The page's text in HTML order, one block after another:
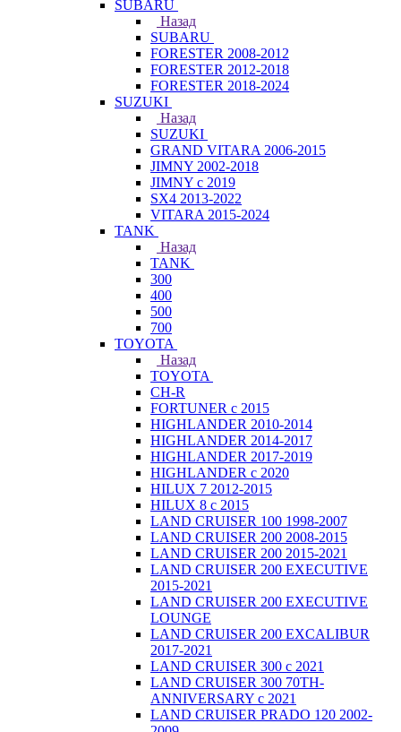
SUBARU
Назад
SUBARU
FORESTER 2008-2012
FORESTER 2012-2018
FORESTER 2018-2024
SUZUKI
Назад
SUZUKI
GRAND VITARA 2006-2015
JIMNY 2002-2018
JIMNY с 2019
SX4 2013-2022
VITARA 2015-2024
TANK
Назад
TANK
300
400
500
700
TOYOTA
Назад
TOYOTA
CH-R
FORTUNER с 2015
HIGHLANDER 2010-2014
HIGHLANDER 2014-2017
HIGHLANDER 2017-2019
HIGHLANDER с 2020
HILUX 7 2012-2015
HILUX 8 с 2015
LAND CRUISER 100 1998-2007
LAND CRUISER 200 2008-2015
LAND CRUISER 200 2015-2021
LAND CRUISER 200 EXECUTIVE
2015-2021
LAND CRUISER 200 EXECUTIVE
LOUNGE
LAND CRUISER 200 EXCALIBUR
2017-2021
LAND CRUISER 300 с 2021
LAND CRUISER 300 70TH-
ANNIVERSARY с 2021
LAND CRUISER PRADO 120 2002-